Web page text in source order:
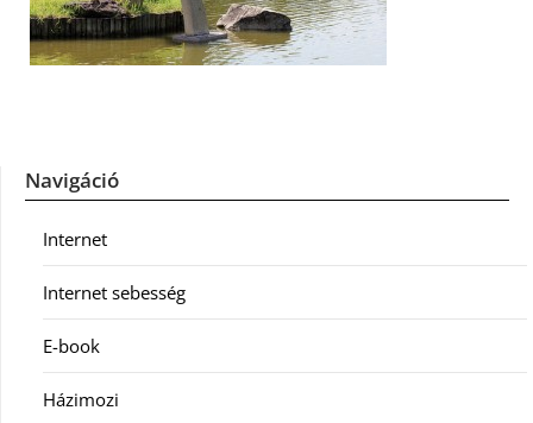
Navigáció
Internet
Internet sebesség
E-book
Házimozi